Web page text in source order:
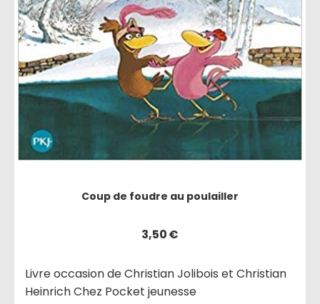
Coup de foudre au poulailler
3,50€
Livre occasion de Christian Jolibois et Christian
Heinrich Chez Pocket jeunesse